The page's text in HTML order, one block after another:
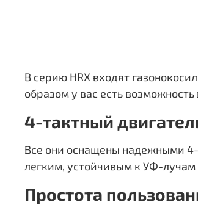
В серию HRX входят
образом у вас есть
4-тактный
Все они оснащены надежными 4-
легким, устойчивым к УФ-лучам
Простота